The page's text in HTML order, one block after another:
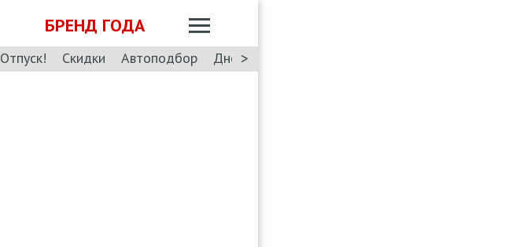
БРЕНД ГОДА
Отпуск! Скидки Автоподбор Дневник: Лада Искра
>